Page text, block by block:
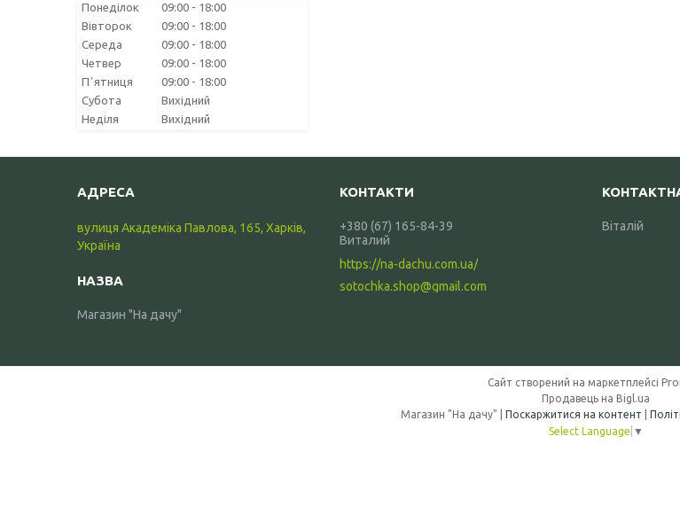
Понеділок 09:00
18:00
Вівторок
09:00
18:00
Середа
09:00
18:00
Четвер
09:00
18:00
Пʼятниця
09:00
18:00
Субота
Вихідний
Неділя
Вихідний
вулиця Академіка Павлова, 165, Харків,
Україна
Магазин "На дачу"
+380 (67) 165-84-39
Виталий
https://na-dachu.com.ua/
sotochka.shop@gmail.com
Віталій
Сайт створений на маркетплейсі
Продавець на Bigl.ua
Поскаржитися на контент
Select Language ▼